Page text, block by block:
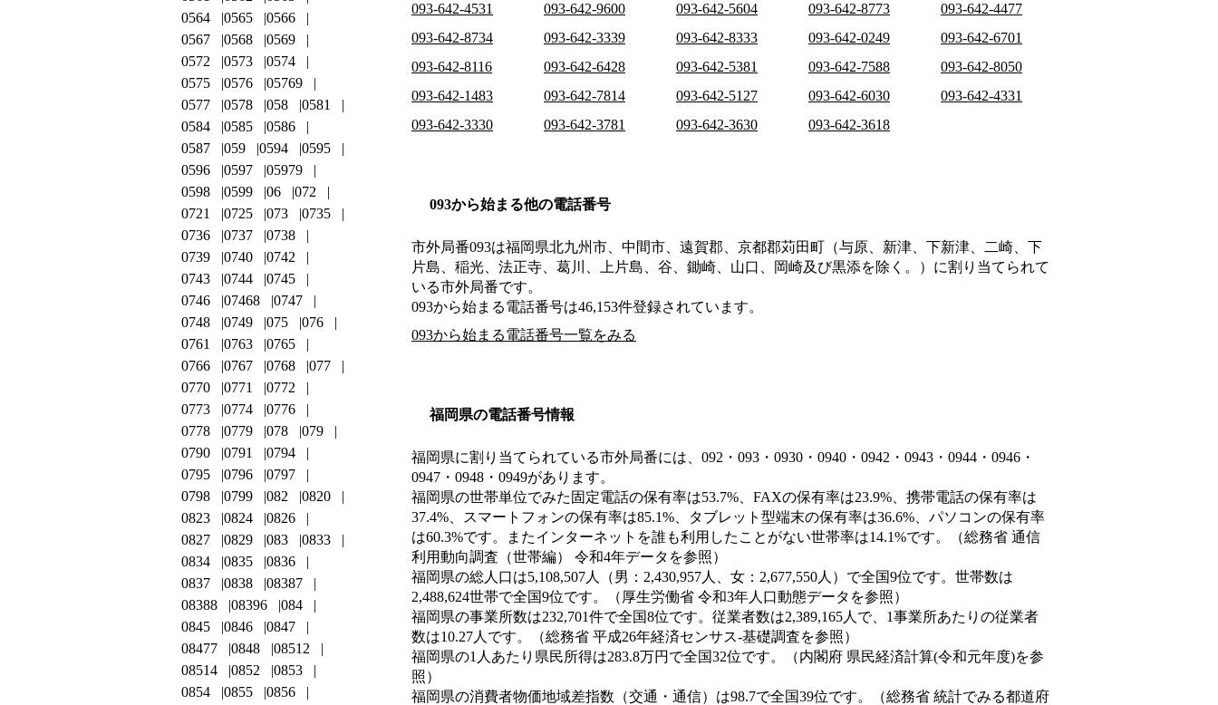
093-642-4531
093-642-9600 093-642-5604 093-642-8773
093-642-4477
093-642-8734
093-642-3339 093-642-8333 093-642-0249
093-642-6701
093-642-8116
093-642-6428 093-642-5381 093-642-7588
093-642-8050
093-642-1483
093-642-7814 093-642-5127 093-642-6030
093-642-4331
093-642-3330
093-642-3781 093-642-3630 093-642-3618
093から始まる他の電話番号
市外局番093は福岡県北九州市、中間市、遠賀郡、京都郡苅田町（与原、新津、下新津、二崎、下
片島、稲光、法正寺、葛川、上片島、谷、鋤崎、山口、岡崎及び黒添を除く。） に割り当てられて
いる市外局番です。
093から始まる電話番号は46,153件登録されています。
093から始まる電話番号一覧をみる
福岡県の電話番号情報
福岡県に割り当てられている市外局番には、092・093・0930・0940・0942・0943・0944・0946・
0947・0948・0949があります。
福岡県の世帯単位でみた固定電話の保有率は53.7%、FAXの保有率は23.9%、携帯電話の保有率は
37.4%、スマートフォンの保有率は85.1%、タブレット型端末の保有率は36.6%、パソコンの保有率
は60.3%です。またインターネットを誰も利用したことがない世帯率は14.1%です。（総務省 通信
利用動向調査（世帯編） 令和4年データを参照）
福岡県の総人口は5,108,507人（男：2,430,957人、女：2,677,550人）で全国9位です。世帯数は
2,488,624世帯で全国9位です。（厚生労働省 令和3年人口動態データを参照）
福岡県の事業所数は232,701件で全国8位です。従業者数は2,389,165人で、1事業所あたりの従業者
数は10.27人です。（総務省 平成26年経済センサス‐基礎調査を参照）
福岡県の1人あたり県民所得は283.8万円で全国32位です。（内閣府 県民経済計算(令和元年度)を参
照）
福岡県の消費者物価地域差指数（交通・通信）は98.7で全国39位です。（総務省 統計でみる都道府
0564
0565
0566
0567
0568
0569
0572
0573
0574
0575
0576
05769
0577
0578 058
0581
0584
0585
0586
0587
059 0594
0595
0596
0597
05979
0598
0599 06
072
0721
0725 073
0735
0736
0737
0738
0739
0740
0742
0743
0744
0745
0746
07468
0747
0748
0749 075
076
0761
0763
0765
0766
0767 0768
077
0770
0771
0772
0773
0774
0776
0778
0779 078
079
0790
0791
0794
0795
0796
0797
0798
0799 082
0820
0823
0824
0826
0827
0829 083
0833
0834
0835
0836
0837
0838
08387
08388
08396
084
0845
0846
0847
08477
0848
08512
08514
0852
0853
0854
0855
0856